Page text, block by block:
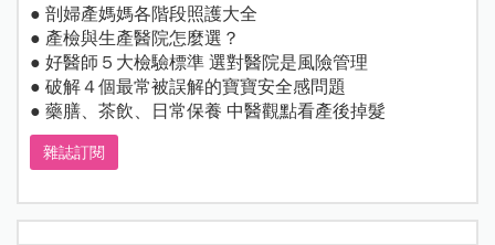
● 剖婦產媽媽各階段照護大全
● 產檢與生產醫院怎麼選？
● 好醫師５大檢驗標準 選對醫院是風險管理
● 破解４個最常被誤解的寶寶安全感問題
● 藥膳、茶飲、日常保養 中醫觀點看產後掉髮
雜誌訂閱